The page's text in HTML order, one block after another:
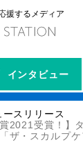
援するメディア
インタビュー
ースリリース
2021受賞！】
ザ・スカルプ